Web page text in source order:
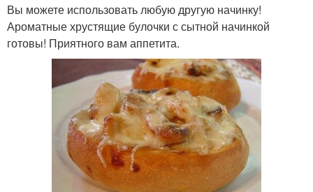
Вы можете использовать любую другую начинку!
Ароматные хрустящие булочки с сытной начинкой
готовы! Приятного вам аппетита.